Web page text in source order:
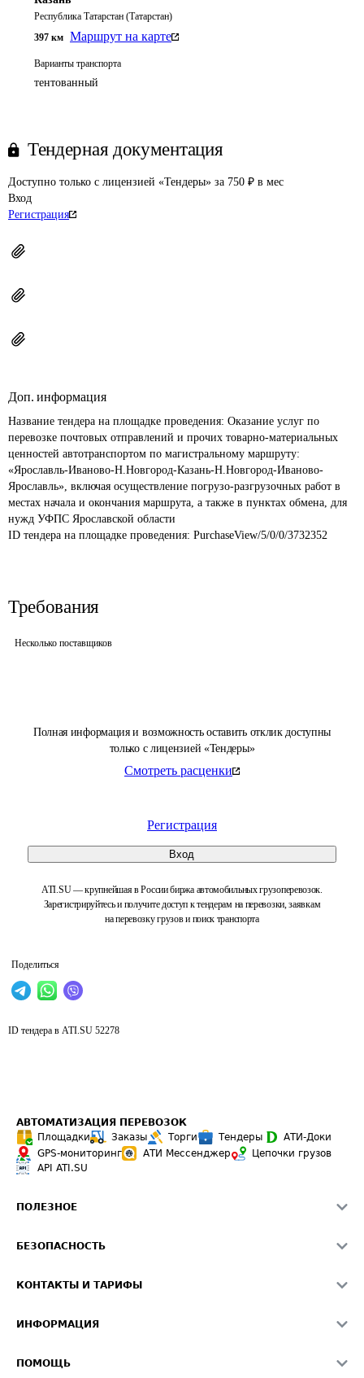
Полная информация и возможность оставить отклик доступны
только с лицензией «Тендеры»
Смотреть расценки
Регистрация
Вход
ATI.SU — крупнейшая в России биржа автомобильных грузоперевозок.
Зарегистрируйтесь и получите доступ к тендерам на перевозки, заявкам
на перевозку грузов и поиск транспорта
Поделиться
Республика Татарстан (Татарстан)
397 км Маршрут на карте
Варианты транспорта
тентованный
Тендерная документация
Доступно только с лицензией «Тендеры» за 750 ₽ в мес
Вход
Регистрация
Доп. информация
Название тендера на площадке проведения: Оказание услуг по
перевозке почтовых отправлений и прочих товарно-материальных
ценностей автотранспортом по магистральному маршруту:
«Ярославль-Иваново-Н.Новгород-Казань-Н.Новгород-Иваново-
Ярославль», включая осуществление погрузо-разгрузочных работ в
местах начала и окончания маршрута, а также в пунктах обмена, для
нужд УФПС Ярославской области
ID тендера на площадке проведения: PurchaseView/5/0/0/3732352
Требования
Несколько поставщиков
ID тендера в ATI.SU 52278
АВТОМАТИЗАЦИЯ ПЕРЕВОЗОК
Площадки
Заказы Торги Тендеры
АТИ-Доки
GPS-мониторинг
АТИ Мессенджер
Цепочки грузов
API ATI.SU
ПОЛЕЗНОЕ
Звезды ATI.SU на вашем сайте
Средние ставки
БЕЗОПАСНОСТЬ
Светофор+
О формировании Паспорта
КОНТАКТЫ И ТАРИФЫ
Реклама на сайте
ИНФОРМАЦИЯ
ПОМОЩЬ